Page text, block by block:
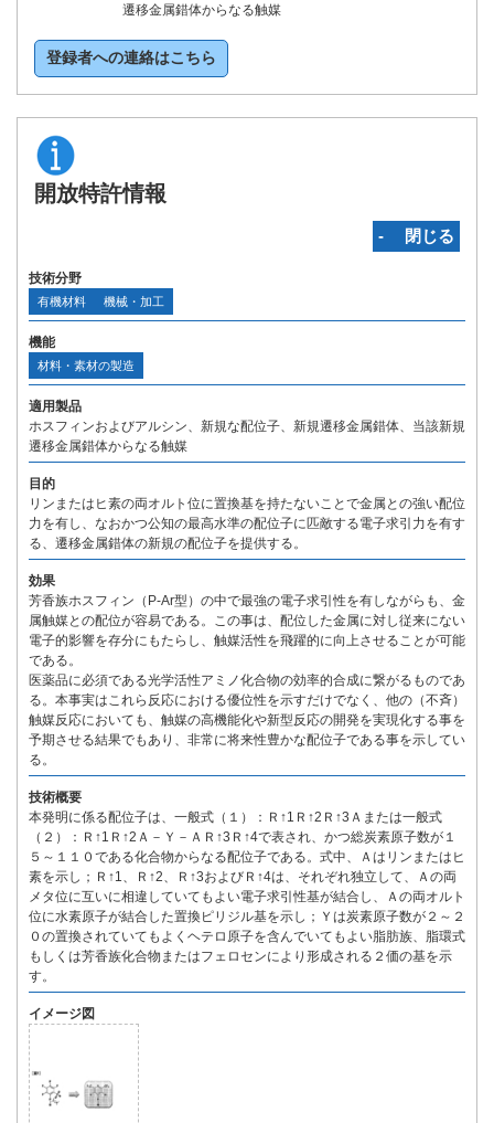
遷移金属錯体からなる触媒
登録者への連絡はこちら
開放特許情報
‐ 閉じる
技術分野
有機材料 機械・加工
機能
材料・素材の製造
適用製品
ホスフィンおよびアルシン、新規な配位子、新規遷移金属錯体、当該新規
遷移金属錯体からなる触媒
目的
リンまたはヒ素の両オルト位に置換基を持たないことで金属との強い配位
力を有し、なおかつ公知の最高水準の配位子に匹敵する電子求引力を有す
る、遷移金属錯体の新規の配位子を提供する。
効果
芳香族ホスフィン（P-Ar型）の中で最強の電子求引性を有しながらも、金
属触媒との配位が容易である。この事は、配位した金属に対し従来にない
電子的影響を存分にもたらし、触媒活性を飛躍的に向上させることが可能
である。
医薬品に必須である光学活性アミノ化合物の効率的合成に繋がるものであ
る。本事実はこれら反応における優位性を示すだけでなく、他の（不斉）
触媒反応においても、触媒の高機能化や新型反応の開発を実現化する事を
予期させる結果でもあり、非常に将来性豊かな配位子である事を示してい
る。
技術概要
本発明に係る配位子は、一般式（１）：Ｒ↑1Ｒ↑2Ｒ↑3Ａまたは一般式
（２）：Ｒ↑1Ｒ↑2Ａ－Ｙ－ＡＲ↑3Ｒ↑4で表され、かつ総炭素原子数が１
５～１１０である化合物からなる配位子である。式中、Ａはリンまたはヒ
素を示し；Ｒ↑1、Ｒ↑2、Ｒ↑3およびＲ↑4は、それぞれ独立して、Ａの両
メタ位に互いに相違していてもよい電子求引性基が結合し、Ａの両オルト
位に水素原子が結合した置換ピリジル基を示し；Ｙは炭素原子数が２～２
０の置換されていてもよくヘテロ原子を含んでいてもよい脂肪族、脂環式
もしくは芳香族化合物またはフェロセンにより形成される２価の基を示
す。
イメージ図